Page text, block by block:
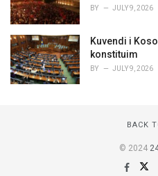
BY JULY 9, 2026
Kuvendi i
konstituim
BY JULY 9, 2026
BACK
© 2024